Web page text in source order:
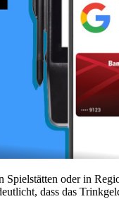
Spielstätten oder in
dass das